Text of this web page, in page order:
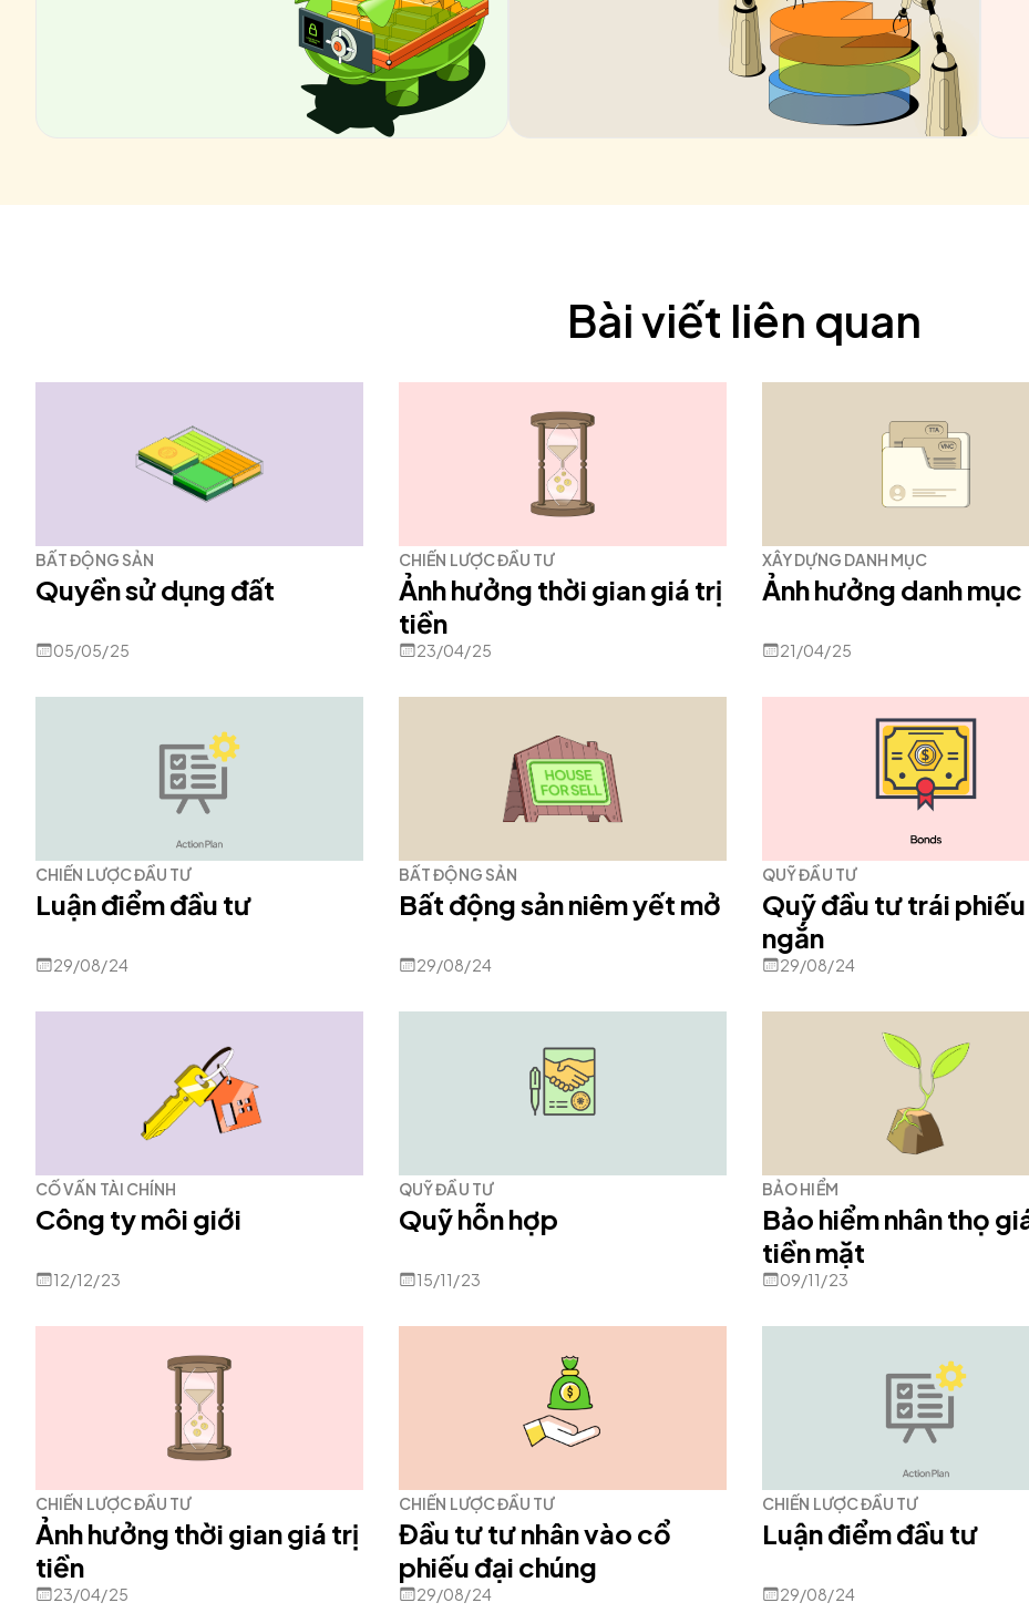
Bài viết liên quan
BẤT ĐỘNG SẢN
Quyền sử dụng đất
05/05/25
CHIẾN LƯỢC ĐẦU TƯ
Ảnh hưởng thời gian giá trị
tiền
23/04/25
XÂY DỰNG DANH MỤC
Ảnh hưởng danh mục
21/04/25
CHIẾN LƯỢC ĐẦU TƯ
Luận điểm đầu tư
29/08/24
BẤT ĐỘNG SẢN
Bất động sản niêm yết mở
29/08/24
QUỸ ĐẦU TƯ
Quỹ đầu tư trái phiếu
ngắn
29/08/24
CỐ VẤN TÀI CHÍNH
Công ty môi giới
12/12/23
QUỸ ĐẦU TƯ
Quỹ hỗn hợp
15/11/23
BẢO HIỂM
Bảo hiểm nhân thọ
tiền mặt
09/11/23
CHIẾN LƯỢC ĐẦU TƯ
Ảnh hưởng thời gian giá trị
tiền
23/04/25
CHIẾN LƯỢC ĐẦU TƯ
Đầu tư tư nhân vào cổ
phiếu đại chúng
29/08/24
CHIẾN LƯỢC ĐẦU TƯ
Luận điểm đầu tư
29/08/24